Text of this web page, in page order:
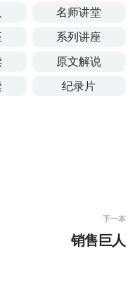
名师讲堂
系列讲座
原文解说
纪录片
下一本
销售巨人